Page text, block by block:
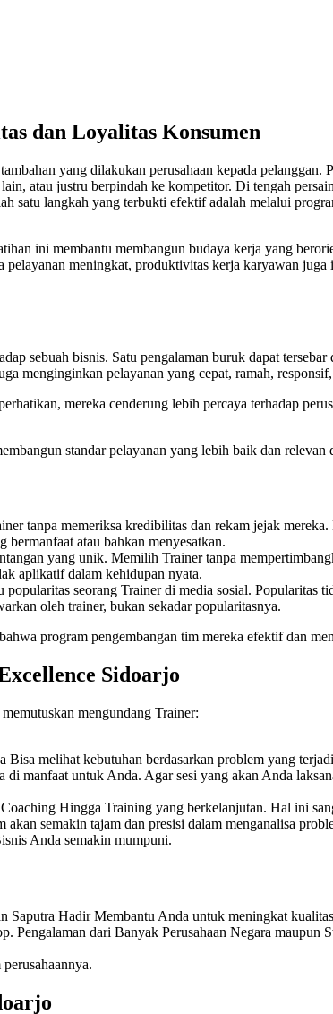
dan Loyalitas Konsumen
yang dilakukan perusahaan kepada pelanggan.
atau justru berpindah ke kompetitor. Di tengah
satu langkah yang terbukti efektif adalah melalui
ini membantu membangun budaya kerja yang
meningkat, produktivitas kerja karyawan juga
sebuah bisnis. Satu pengalaman buruk dapat tersebar
menginginkan pelayanan yang cepat, ramah,
mereka cenderung lebih percaya terhadap
standar pelayanan yang lebih baik dan relevan
tanpa memeriksa kredibilitas dan rekam jejak
bermanfaat atau bahkan menyesatkan.
yang unik. Memilih Trainer tanpa
aplikatif dalam kehidupan nyata.
seorang Trainer di media sosial. Popularitas
oleh trainer, bukan sekadar popularitasnya.
program pengembangan tim mereka efektif dan
Sidoarjo
mengundang Trainer:
Bisa melihat kebutuhan berdasarkan problem yang
manfaat untuk Anda. Agar sesi yang akan Anda
Hingga Training yang berkelanjutan. Hal ini
semakin tajam dan presisi dalam menganalisa
Anda semakin mumpuni.
Saputra Hadir Membantu Anda untuk meningkat
dari Banyak Perusahaan Negara maupun